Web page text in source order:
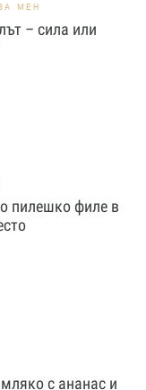
МЕН
– сила или
пилешко филе в
с ананас и